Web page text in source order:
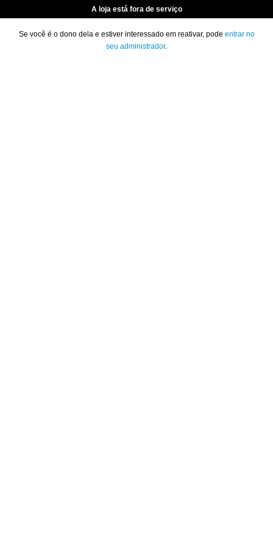
A loja está fora de serviço
Se você é o dono dela e estiver interessado em reativar, pode entrar no
seu administrador.